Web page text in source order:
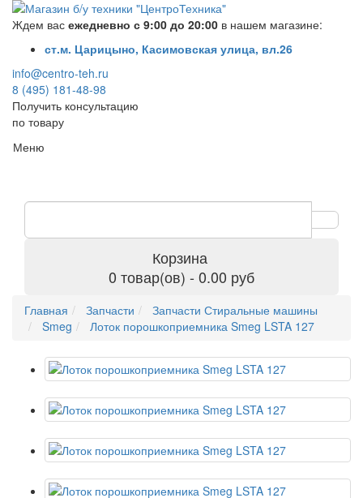
Ждем вас ежедневно с 9:00 до 20:00 в нашем магазине:
ст.м. Царицыно, Касимовская улица, вл.26
info@centro-teh.ru
8 (495) 181-48-98
Получить консультацию
по товару
Меню
Корзина
0 товар(ов) - 0.00 руб
Главная Запчасти
Запчасти Стиральные машины
Smeg
Лоток порошкоприемника Smeg LSTA 127